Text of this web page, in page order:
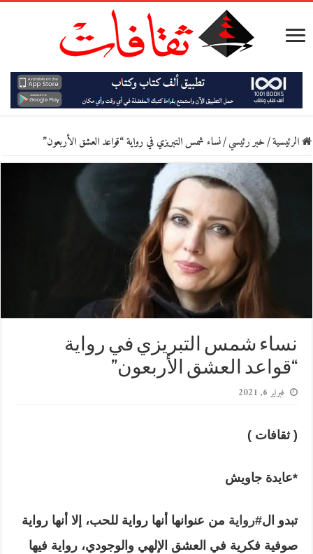
الرئيسية/خبر رئيسي/نساء شمس التبريزي في رواية “قواعد العشق الأربعون”
نساء شمس التبريزي في رواية
“قواعد العشق الأربعون”
فبراير 6, 2021
( ثقافات )
*عايدة جاويش
تبدو ال#رواية من عنوانها أنها رواية للحب، إلا أنها رواية
صوفية فكرية في العشق الإلهي والوجودي، رواية فيها